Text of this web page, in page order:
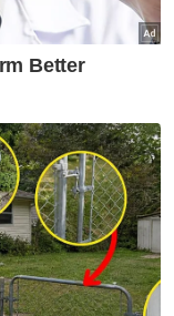
Cik
akibat